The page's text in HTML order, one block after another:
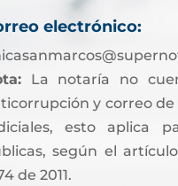
electrónico:
La notaría no
y correo
esto aplica
según el
de 2011.